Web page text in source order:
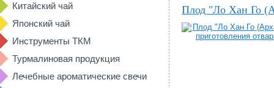
Китайский чай
Японский чай
Инструменты ТКМ
Турмалиновая продукция
Лечебные ароматические свечи
Плод "Ло Хан Го